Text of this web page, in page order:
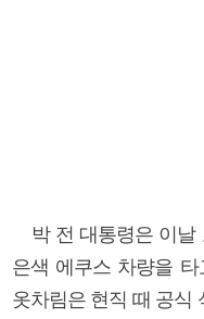
박 전 대통령은 이날
은색 에쿠스 차량을
옷차림은 현직 때 공식